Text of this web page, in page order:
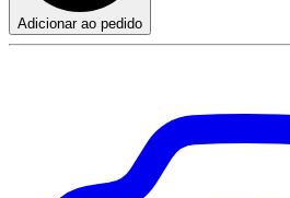
Adicionar ao pedido